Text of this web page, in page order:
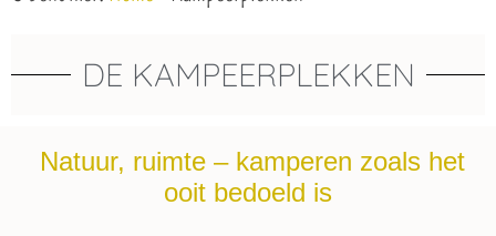
DE KAMPEERPLEKKEN
Natuur, ruimte – kamperen zoals het
ooit bedoeld is